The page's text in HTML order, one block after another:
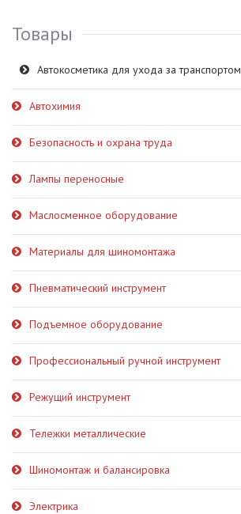
Товары
Автокосметика для ухода за транспортом
Автохимия
Безопасность и охрана труда
Лампы переносные
Маслосменное оборудование
Материалы для шиномонтажа
Пневматический инструмент
Подъемное оборудование
Профессиональный ручной инструмент
Режущий инструмент
Тележки металлические
Шиномонтаж и балансировка
Электрика